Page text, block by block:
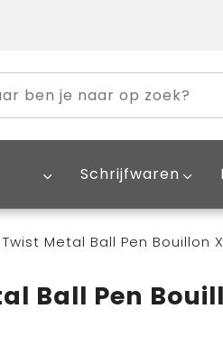
Schrijfwaren
Metal Ball Pen Bouillon
Ball Pen